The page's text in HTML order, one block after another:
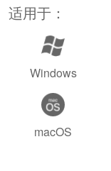
适用于：
Windows
macOS